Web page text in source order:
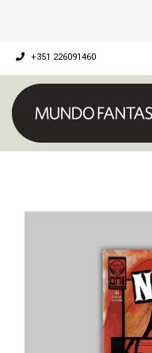
+351 226091460